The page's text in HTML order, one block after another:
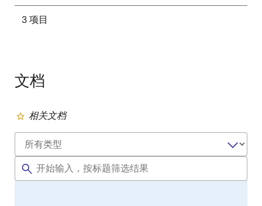
3 项目
文档
相关文档